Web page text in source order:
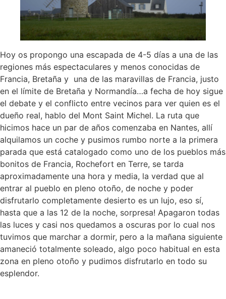
Hoy os propongo una escapada de 4-5 días a una de las
regiones más espectaculares y menos conocidas de
Francia, Bretaña y una de las maravillas de Francia, justo
en el límite de Bretaña y Normandía…a fecha de hoy sigue
el debate y el conflicto entre vecinos para ver quien es el
dueño real, hablo del Mont Saint Michel. La ruta que
hicimos hace un par de años comenzaba en Nantes, allí
alquilamos un coche y pusimos rumbo norte a la primera
parada que está catalogado como uno de los pueblos más
bonitos de Francia, Rochefort en Terre, se tarda
aproximadamente una hora y media, la verdad que al
entrar al pueblo en pleno otoño, de noche y poder
disfrutarlo completamente desierto es un lujo, eso sí,
hasta que a las 12 de la noche, sorpresa! Apagaron todas
las luces y casi nos quedamos a oscuras por lo cual nos
tuvimos que marchar a dormir, pero a la mañana siguiente
amaneció totalmente soleado, algo poco habitual en esta
zona en pleno otoño y pudimos disfrutarlo en todo su
esplendor.